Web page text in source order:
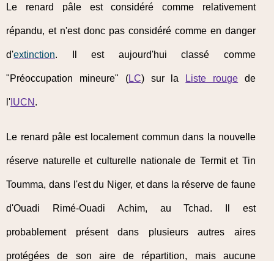
Le renard pâle est considéré comme relativement
répandu, et n'est donc pas considéré comme en danger
d'extinction. Il est aujourd'hui classé comme
"Préoccupation mineure" (LC) sur la Liste rouge de
l' IUCN .
Le renard pâle est localement commun dans la nouvelle
réserve naturelle et culturelle nationale de Termit et Tin
Toumma, dans l'est du Niger, et dans la réserve de faune
d'Ouadi Rimé-Ouadi Achim, au Tchad. Il est
probablement présent dans plusieurs autres aires
protégées de son aire de répartition, mais aucune